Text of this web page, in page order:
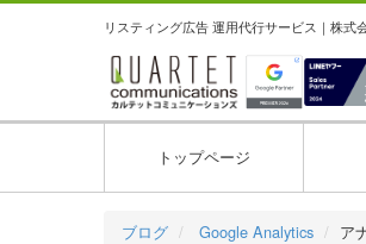
リスティング広告 運用代行サービス｜株式
トップページ
ブログ Google Analytics ア